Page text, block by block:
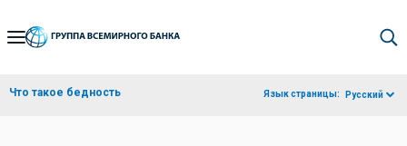
Skip
Navigation
Что такое бедность Язык страницы: Русский